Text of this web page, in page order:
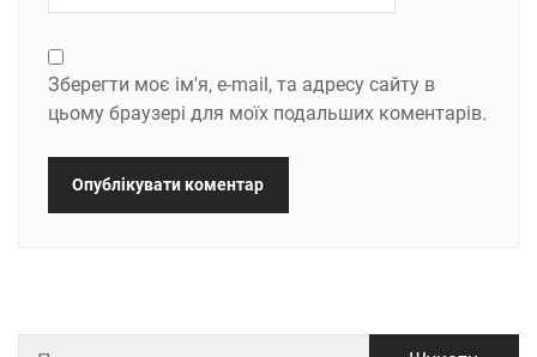
Зберегти моє ім'я, e-mail, та адресу сайту в
цьому браузері для моїх подальших коментарів.